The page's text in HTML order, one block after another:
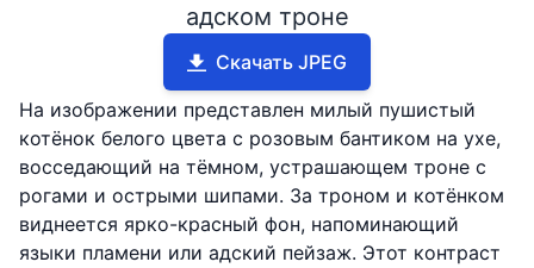
адском троне
Скачать JPEG
На изображении представлен милый пушистый
котёнок белого цвета с розовым бантиком на ухе,
восседающий на тёмном, устрашающем троне с
рогами и острыми шипами. За троном и котёнком
виднеется ярко-красный фон, напоминающий
языки пламени или адский пейзаж. Этот контраст